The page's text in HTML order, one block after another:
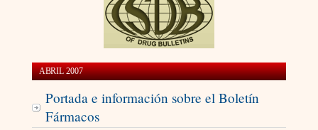
ABRIL 2007
Portada e información sobre el Boletín
Fármacos